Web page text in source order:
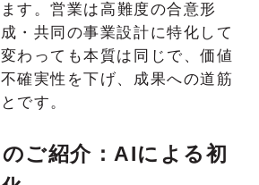
す。営業は高難度の合意形
・共同の事業設計に特化して
わっても本質は同じで、価値
確実性を下げ、成果への道筋
です。
ご紹介：AIによる初